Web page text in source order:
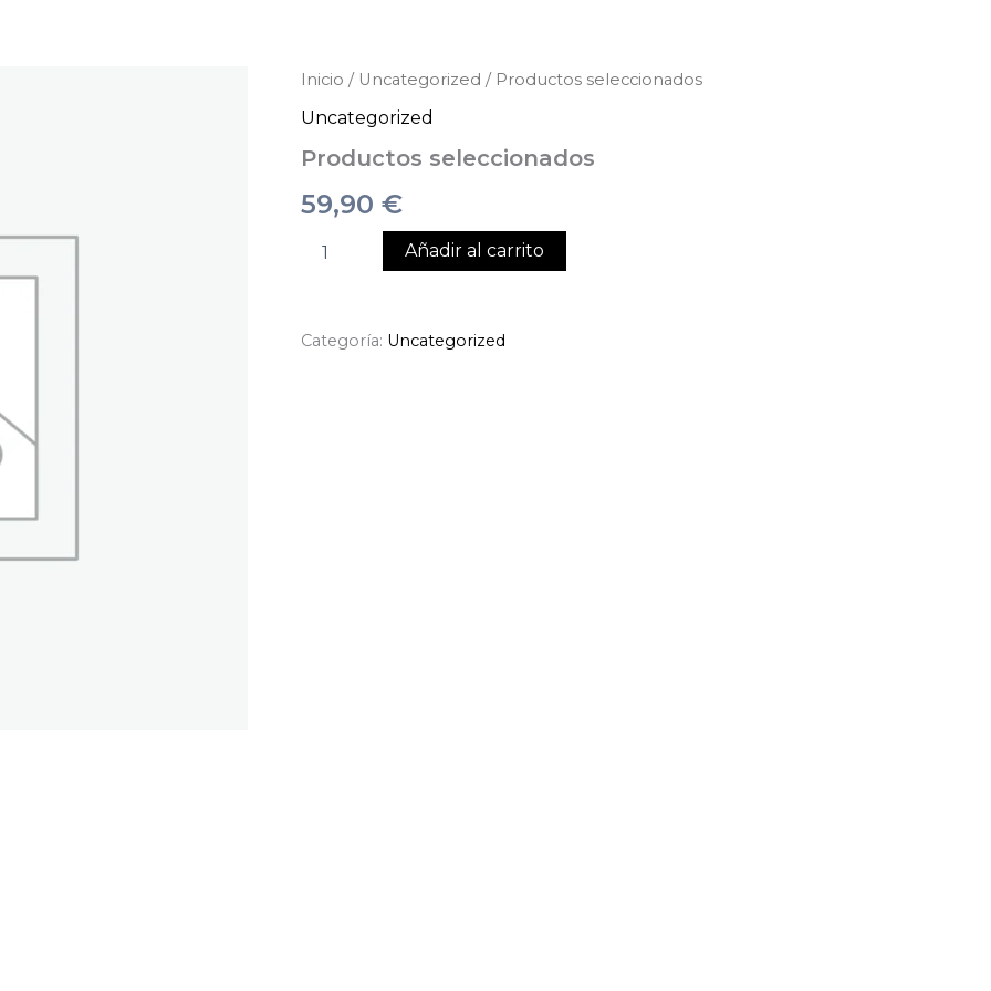
Inicio / Uncategorized / Productos seleccionados
Uncategorized
Productos seleccionados
59,90 €
Productos
cantidad
Añadir al carrito
Categoría: Uncategorized